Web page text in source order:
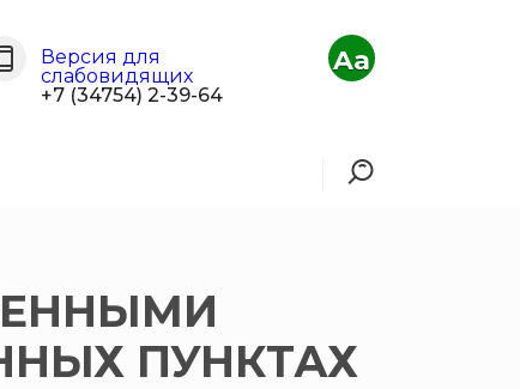
Версия для
слабовидящих
+7 (34754) 2-39-64
Aa
ПУНКТАХ